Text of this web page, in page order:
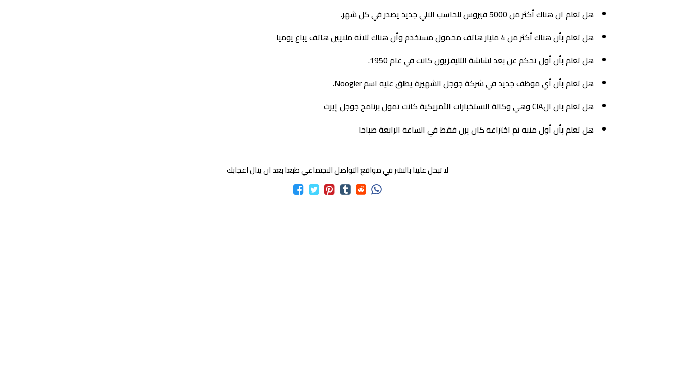
هل تعلم ان هناك أكثر من 5000 فيروس للحاسب الآلي جديد يصدر في كل شهر.
هل تعلم بأن هناك أكثر من 4 مليار هاتف محمول مستخدم وأن هناك ثلاثة ملايين هاتف يباع يوميا
هل تعلم بأن أول تحكم عن بعد لشاشة التليفزيون كانت في عام 1950.
هل تعلم بأن أي موظف جديد في شركة جوجل الشهيرة يطلق عليه اسم Noogler.
هل تعلم بان الCIA وهي وكالة الاستخبارات الأمريكية كانت تمول برنامج جوجل إيرث
هل تعلم بأن أول منبه تم اختراعه كان يرن فقط في الساعة الرابعة صباحا
لا تبخل علينا بالنشر في مواقع التواصل الاجتماعي طبعا بعد ان ينال اعجابك